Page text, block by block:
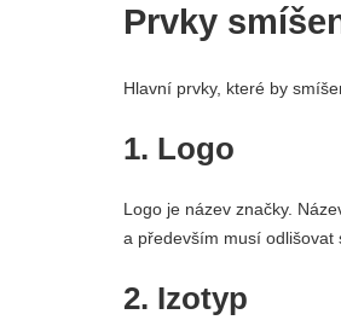
Prvky
Hlavní prvky, které by
1. Logo
Logo je název značky.
a především musí odlišovat
2. Izotyp